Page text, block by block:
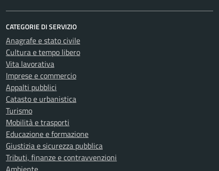
CATEGORIE DI SERVIZIO
Anagrafe e stato civile
Cultura e tempo libero
Vita lavorativa
Imprese e commercio
Appalti pubblici
Catasto e urbanistica
Turismo
Mobilità e trasporti
Educazione e formazione
Giustizia e sicurezza pubblica
Tributi, finanze e contravvenzioni